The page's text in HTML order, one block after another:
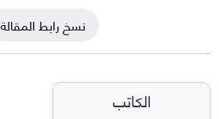
نسخ رابط المقالة
الكاتب